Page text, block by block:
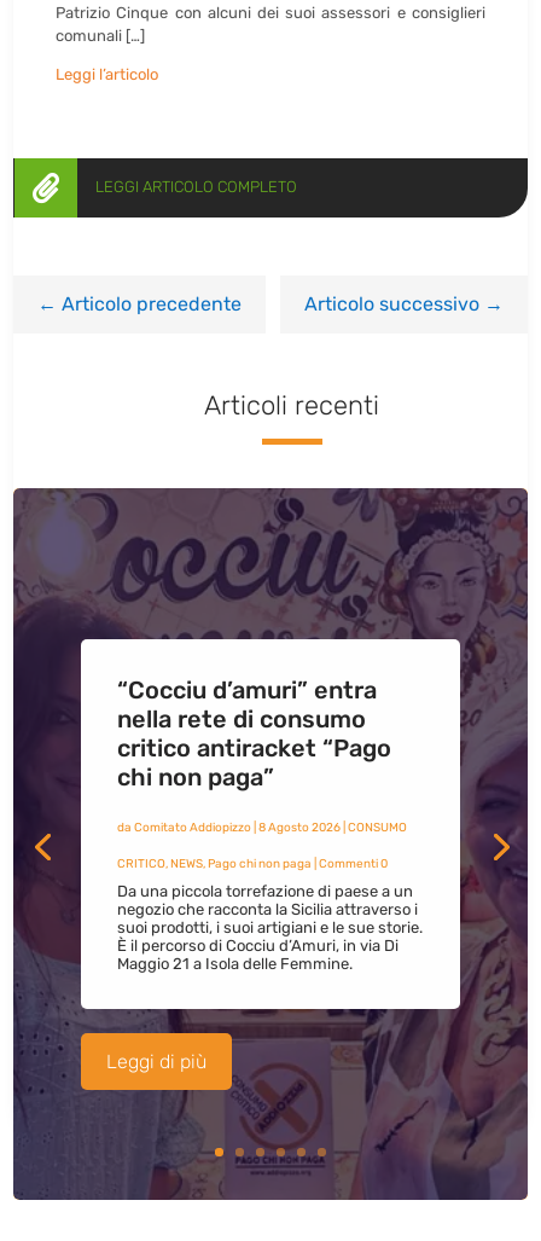
Patrizio Cinque con alcuni dei suoi assessori e consiglieri
comunali […]
Leggi l’articolo
 LEGGI ARTICOLO COMPLETO
←Articolo precedente Articolo successivo→
Articoli recenti
“Cocciu d’amuri” entra
nella rete di consumo
critico antiracket “Pago
chi non paga”
da Comitato Addiopizzo| 8 Agosto 2026| CONSUMO
CRITICO,NEWS,Pago chi non paga | Commenti 0
Da una piccola torrefazione di paese a un
negozio che racconta la Sicilia attraverso i
suoi prodotti, i suoi artigiani e le sue storie.
È il percorso di Cocciu d’Amuri, in via Di
Maggio 21 a Isola delle Femmine.
Leggi di più